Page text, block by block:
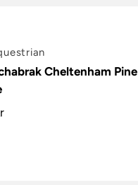
Cheltenham Pine